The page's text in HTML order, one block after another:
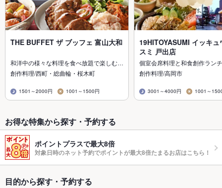
THE BUFFET ザ ブッフェ 富山大和
和洋中の様々な料理を食べ放題で楽しむ…
創作料理/西町・総曲輪・桜木町
1501～2000円 1001～1500円
19HITOYASUMI イッキュ
スミ 戸出店
個室会席料理と和食創作ラン
創作料理/高岡市
3001～4000円 1001～
お得な特集から探す・予約する
ポイントプラスで最大8倍
対象日時のネット予約でポイントが最大8倍たまるお店はこちら！
目的から探す・予約する